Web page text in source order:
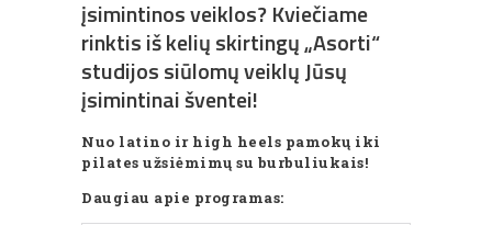
įsimintinos veiklos? Kviečiame
rinktis iš kelių skirtingų „Asorti“
studijos siūlomų veiklų Jūsų
įsimintinai šventei!
Nuo latino ir high heels pamokų iki
pilates užsiėmimų su burbuliukais!
Daugiau apie programas: